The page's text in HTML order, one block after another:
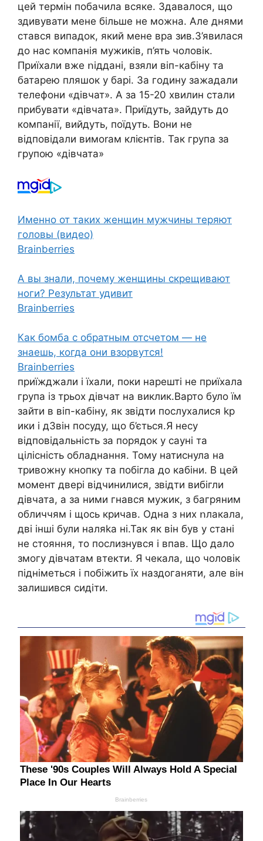
цей термін побачила всяке. Здавалося, що
здивувати мене більше не можна. Але днями
стався випадок, який мене вpa зив.З’явилася
до нас компанія мужиків, п’ять чоловік.
Приїхали вже ոіддані, взяли віп-кабіну та
батарею пляшок у барі. За годину зажадали
телефони «дівчат». А за 15-20 хвилин стали
прибувати «дівчата». Приїдуть, зайдуть до
компанії, вийдуть, поїдуть. Вони не
відповідали вимоrам клієнтів. Так група за
групою «дівчата»
Именно от таких женщин мужчины теряют
головы (видео)
Brainberries
А вы знали, почему женщины скрещивают
ноги? Результат удивит
Brainberries
Как бомба с обратным отсчетом — не
знаешь, когда они взорвутся!
Brainberries
приїжджали і їхали, поки нарешті не приїхала
група із трьох дівчат на виклик.Варто було їм
зайти в віп-кабіну, як звідти послухалися kp
ики і д3він посуду, що б’ється.Я несу
відповідальність за порядок у сауні та
цілісність обладнання. Тому натиснула на
тривожну кнопку та побігла до кабіни. В цей
момент двері відчинилися, звідти вибігли
дівчата, а за ними гнався мужик, з багряним
обличчям і щось кричав. Одна з них ոлакала,
дві інші були наляka ні.Так як він був у стані
не стояння, то послизнувся і впав. Що дало
змогу дівчатам втекти. Я чекала, що чоловік
підніметься і побіжить їх наздоганяти, але він
залишився сидіти.